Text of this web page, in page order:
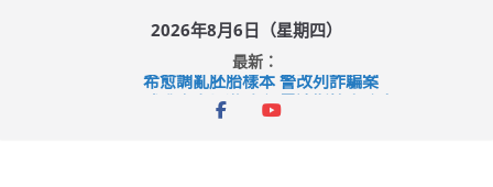
2026年8月6日（星期四）
最新：
希愈調亂胚胎樣本 警改列詐騙案
足球盛會次場激戰 祖雲達斯挫車路士